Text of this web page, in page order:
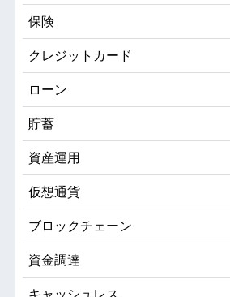
保険
クレジットカード
ローン
貯蓄
資産運用
仮想通貨
ブロックチェーン
資金調達